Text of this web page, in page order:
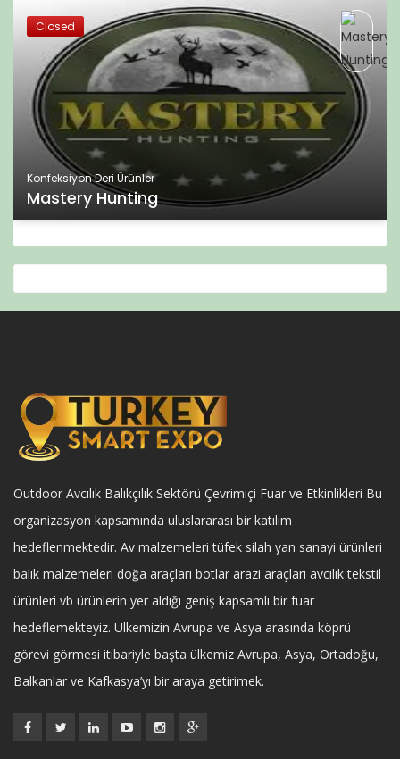
Closed
Konfeksiyon Deri Ürünler
Mastery Hunting
Outdoor Avcılık Balıkçılık Sektörü Çevrimiçi Fuar ve Etkinlikleri Bu
organizasyon kapsamında uluslararası bir katılım
hedeflenmektedir. Av malzemeleri tüfek silah yan sanayi ürünleri
balık malzemeleri doğa araçları botlar arazi araçları avcılık tekstil
ürünleri vb ürünlerin yer aldığı geniş kapsamlı bir fuar
hedeflemekteyiz. Ülkemizin Avrupa ve Asya arasında köprü
görevi görmesi itibariyle başta ülkemiz Avrupa, Asya, Ortadoğu,
Balkanlar ve Kafkasya’yı bir araya getirimek.